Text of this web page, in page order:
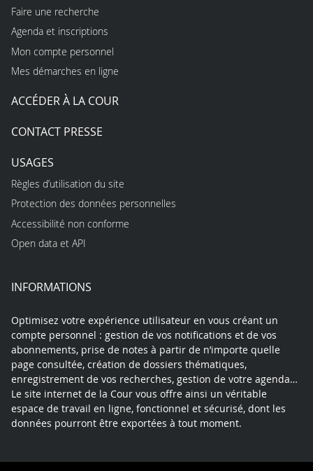
Faire une recherche
Agenda et inscriptions
Mon compte personnel
Mes démarches en ligne
ACCÉDER À LA COUR
CONTACT PRESSE
USAGES
Règles d’utilisation du site
Protection des données personnelles
Accessibilité non conforme
Open data et API
INFORMATIONS
Optimisez votre expérience utilisateur en vous créant un
compte personnel : gestion de vos notifications et de vos
abonnements, prise de notes à partir de n’importe quelle
page consultée, création de dossiers thématiques,
enregistrement de vos recherches, gestion de votre agenda…
Le site internet de la Cour vous offre ainsi un véritable
espace de travail en ligne, fonctionnel et sécurisé, dont les
données pourront être exportées à tout moment.